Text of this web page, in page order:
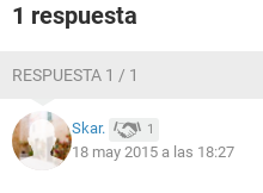
1 respuesta
RESPUESTA 1 / 1
Skar. 1
18 may 2015 a las 18:27